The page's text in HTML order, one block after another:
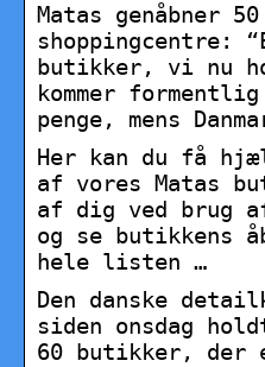
Matas genåbner
shoppingcentre:
butikker, vi nu
kommer
penge, mens
​​​​​​​Her kan du få
af vores Matas
af dig ved brug
og se butikkens
hele listen …
Den danske
siden onsdag
60 butikker, der